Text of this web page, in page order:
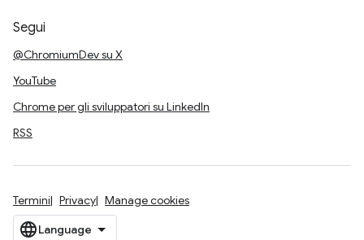
Segui
@ChromiumDev su X
YouTube
Chrome per gli sviluppatori su LinkedIn
RSS
Termini Privacy Manage cookies